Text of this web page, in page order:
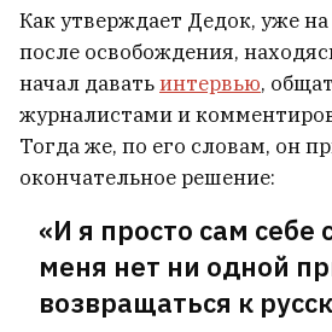
Как утверждает Дедок, уже
после освобождения,
начал даватьинтервью,
журналистами и
Тогда же, по его словам, он
окончательное решение:
«И я просто сам себе
меня нет ни одной
возвращаться к
ВСЕ НОВОСТИ